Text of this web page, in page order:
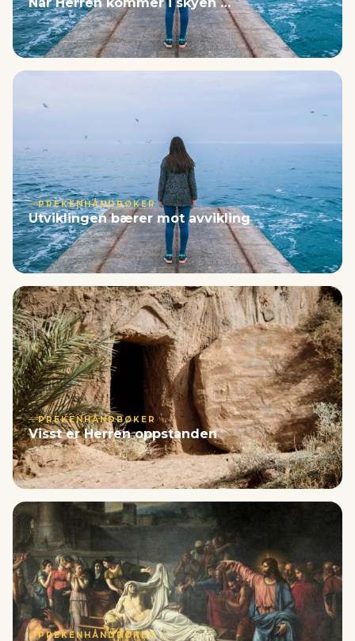
PREKENHÅNDBØKER
Utviklingen bærer mot avvikling
PREKENHÅNDBØKER
Visst er Herren oppstanden
PREKENHÅNDBØKER